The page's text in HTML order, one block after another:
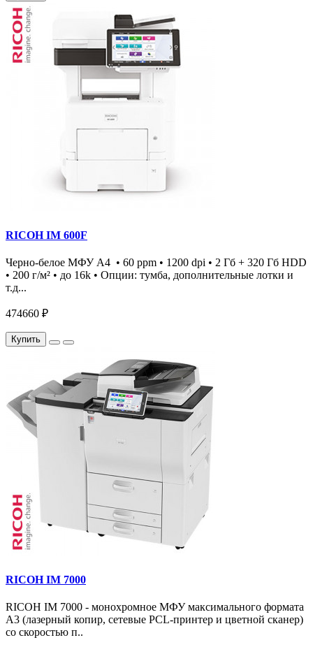
RICOH IM 600F
Черно-белое МФУ А4 • 60 ppm • 1200 dpi • 2 Гб + 320 Гб HDD
• 200 г/м² • до 16k • Опции: тумба, дополнительные лотки и
т.д...
474660 ₽
Купить
RICOH IM 7000
RICOH IM 7000 - монохромное МФУ максимального формата
А3 (лазерный копир, сетевые PCL-принтер и цветной сканер)
со скоростью п..